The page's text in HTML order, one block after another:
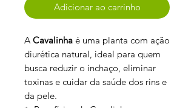
Adicionar ao carrinho
A Cavalinha é uma planta com ação
diurética natural, ideal para quem
busca reduzir o inchaço, eliminar
toxinas e cuidar da saúde dos rins e
da pele.